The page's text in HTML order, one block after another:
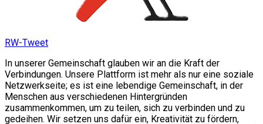
RW-Tweet
In unserer Gemeinschaft glauben wir an die Kraft der
Verbindungen. Unsere Plattform ist mehr als nur eine soziale
Netzwerkseite; es ist eine lebendige Gemeinschaft, in der
Menschen aus verschiedenen Hintergründen
zusammenkommen, um zu teilen, sich zu verbinden und zu
gedeihen. Wir setzen uns dafür ein, Kreativität zu fördern,